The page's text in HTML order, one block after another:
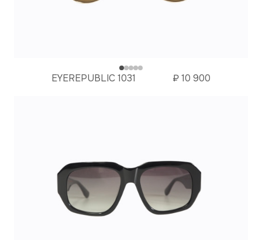
EYEREPUBLIC 1031 ₽10 900